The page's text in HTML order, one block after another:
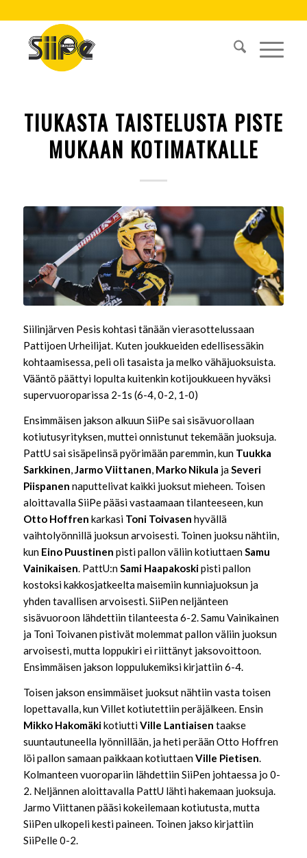
TIUKASTA TAISTELUSTA PISTE
MUKAAN KOTIMATKALLE
Siilinjärven Pesis kohtasi tänään vierasottelussaan
Pattijoen Urheilijat. Kuten joukkueiden edellisessäkin
kohtaamisessa, peli oli tasaista ja melko vähäjuoksuista.
Vääntö päättyi lopulta kuitenkin kotijoukkueen hyväksi
supervuoroparissa 2-1s (6-4, 0-2, 1-0)
Ensimmäisen jakson alkuun SiiPe sai sisävuorollaan
kotiutusyrityksen, muttei onnistunut tekemään juoksuja.
PattU sai sisäpelinsä pyörimään paremmin, kun Tuukka
Sarkkinen,Jarmo Viittanen, Marko Nikula jaSeveri
Piispanen naputtelivat kaikki juoksut mieheen. Toisen
aloittavalla SiiPe pääsi vastaamaan tilanteeseen, kun
Otto Hoffren karkasi Toni Toivasen hyvällä
vaihtolyönnillä juoksun arvoisesti. Toinen juoksu nähtiin,
kun Eino Puustinen pisti pallon väliin kotiuttaenSamu
Vainikaisen. PattU:nSami Haapakoskipisti pallon
kostoksi kakkosjatkeelta maisemiin kunniajuoksun ja
yhden tavallisen arvoisesti. SiiPen neljänteen
sisävuoroon lähdettiin tilanteesta 6-2. Samu Vainikainen
ja Toni Toivanen pistivät molemmat pallon väliin juoksun
arvoisesti, mutta loppukiri ei riittänyt jaksovoittoon.
Ensimmäisen jakson loppulukemiksi kirjattiin 6-4.
Toisen jakson ensimmäiset juoksut nähtiin vasta toisen
lopettavalla, kun Villet kotiutettiin peräjälkeen. Ensin
Mikko HakomäkikotiuttiVille Lantiaisen taakse
suuntautuneella lyönnillään, ja heti perään Otto Hoffren
löi pallon samaan paikkaan kotiuttaenVille Pietisen.
Kolmanteen vuoropariin lähdettiin SiiPen johtaessa jo 0-
2. Neljännen aloittavalla PattU lähti hakemaan juoksuja.
Jarmo Viittanen pääsi kokeilemaan kotiutusta, mutta
SiiPen ulkopeli kesti paineen. Toinen jakso kirjattiin
SiiPelle 0-2.